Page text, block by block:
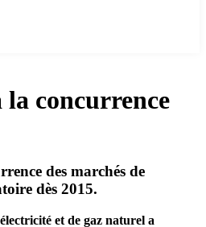
la concurrence
des marchés de
dès 2015.
et de gaz naturel a